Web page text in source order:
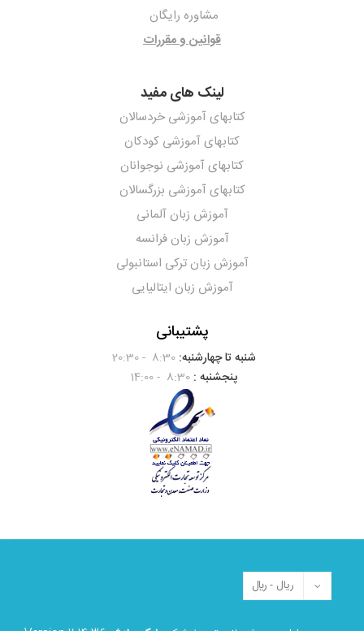
مشاوره رایگان
قوانین و مقررات
لینک های مفید
کتابهای آموزشی خردسالان
کتابهای آموزشی کودکان
کتابهای آموزشی نوجوانان
کتابهای آموزشی بزرگسالان
آموزش زبان آلمانی
آموزش زبان فرانسه
آموزش زبان ترکی استانبولی
آموزش زبان ایتالیایی
پشتیبانی
شنبه تا چهارشنبه: 8:30 - 20:30
پنجشنبه :